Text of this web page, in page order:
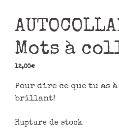
Mots à
12,00€
Pour dire ce que tu as
brillant!
Rupture de stock